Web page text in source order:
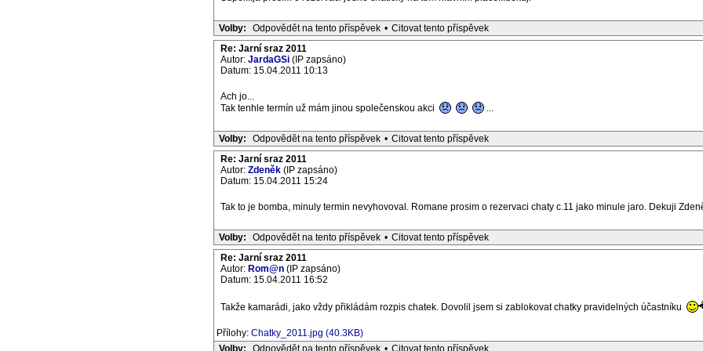
Volby: Odpovědět na tento příspěvek • Citovat tento příspěvek
Re: Jarní sraz 2011
Autor: JardaGSi (IP zapsáno)
Datum: 15.04.2011 10:13
Ach jo...
Tak tenhle termín už mám jinou společenskou akci
...
Volby: Odpovědět na tento příspěvek • Citovat tento příspěvek
Re: Jarní sraz 2011
Autor: Zdeněk (IP zapsáno)
Datum: 15.04.2011 15:24
Tak to je bomba, minuly termin nevyhovoval. Romane prosim o rezervaci chaty c.11 jako minule jaro. Dekuji
Volby: Odpovědět na tento příspěvek • Citovat tento příspěvek
Re: Jarní sraz 2011
Autor: Rom@n (IP zapsáno)
Datum: 15.04.2011 16:52
Takže kamarádi, jako vždy přikládám rozpis chatek. Dovolil jsem si zablokovat chatky pravidelných účastníku
Přílohy: Chatky_2011.jpg (40.3KB)
Volby:
Odpovědět na tento příspěvek • Citovat tento příspěvek